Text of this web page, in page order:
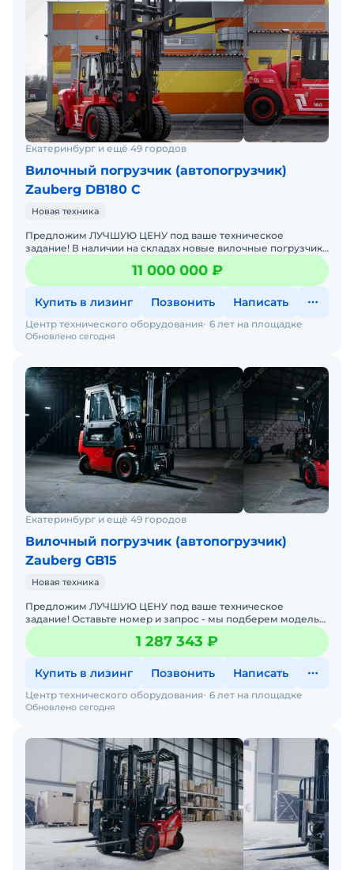
Екатеринбург и ещё 49 городов
Вилочный погрузчик (автопогрузчик)
Zauberg DB180 C
Новая техника
Предложим ЛУЧШУЮ ЦЕНУ под ваше техническое
задание! В наличии на складах новые вилочные погрузчики
с официальной гарантией от производителя. Оперативная
дос
11 000 000 ₽
Купить в лизинг Позвонить Написать
Обновлено сегодня
Центр технического оборудования 6 лет на площадке
Екатеринбург и ещё 49 городов
Вилочный погрузчик (автопогрузчик)
Zauberg GB15
Новая техника
Предложим ЛУЧШУЮ ЦЕНУ под ваше техническое
задание! Оставьте номер и запрос - мы подберем модель
со СКИДКОЙ. В наличии на складах новые вилочные
погрузчики
1 287 343 ₽
Купить в лизинг Позвонить Написать
Обновлено сегодня
Центр технического оборудования 6 лет на площадке